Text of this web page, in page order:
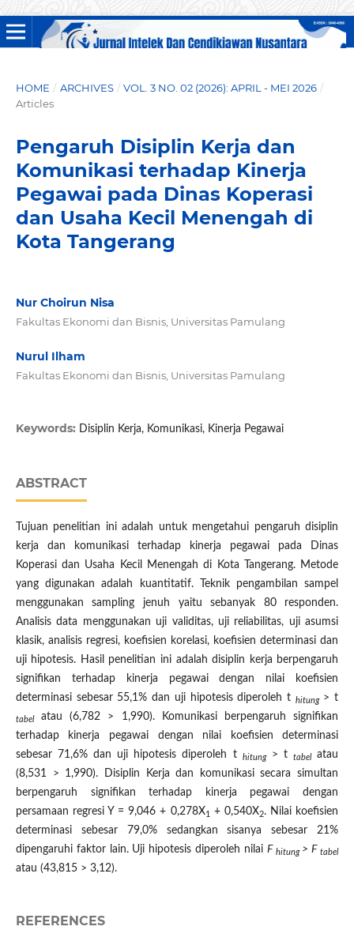
HOME / ARCHIVES / VOL. 3 NO. 02 (2026): APRIL - MEI 2026 /
Articles
Pengaruh Disiplin Kerja dan
Komunikasi terhadap Kinerja
Pegawai pada Dinas Koperasi
dan Usaha Kecil Menengah di
Kota Tangerang
Nur Choirun Nisa
Fakultas Ekonomi dan Bisnis, Universitas Pamulang
Nurul Ilham
Fakultas Ekonomi dan Bisnis, Universitas Pamulang
Keywords: Disiplin Kerja, Komunikasi, Kinerja Pegawai
ABSTRACT
Tujuan penelitian ini adalah untuk mengetahui pengaruh disiplin
kerja dan komunikasi terhadap kinerja pegawai pada Dinas
Koperasi dan Usaha Kecil Menengah di Kota Tangerang. Metode
yang digunakan adalah kuantitatif. Teknik pengambilan sampel
menggunakan sampling jenuh yaitu sebanyak 80 responden.
Analisis data menggunakan uji validitas, uji reliabilitas, uji asumsi
klasik, analisis regresi, koefisien korelasi, koefisien determinasi dan
uji hipotesis. Hasil penelitian ini adalah disiplin kerja berpengaruh
signifikan terhadap kinerja pegawai dengan nilai koefisien
determinasi sebesar 55,1% dan uji hipotesis diperoleh t hitung> t
tabelatau (6,782 > 1,990). Komunikasi berpengaruh signifikan
terhadap kinerja pegawai dengan nilai koefisien determinasi
sebesar 71,6% dan uji hipotesis diperoleh t
hitung> t tabelatau
(8,531 > 1,990). Disiplin Kerja dan komunikasi secara simultan
berpengaruh signifikan terhadap kinerja pegawai dengan
persamaan regresi Y = 9,046 + 0,278X1 + 0,540X2. Nilai koefisien
determinasi sebesar 79,0% sedangkan sisanya sebesar 21%
dipengaruhi faktor lain. Uji hipotesis diperoleh nilai F hitung> Ftabel
atau (43,815 > 3,12).
REFERENCES